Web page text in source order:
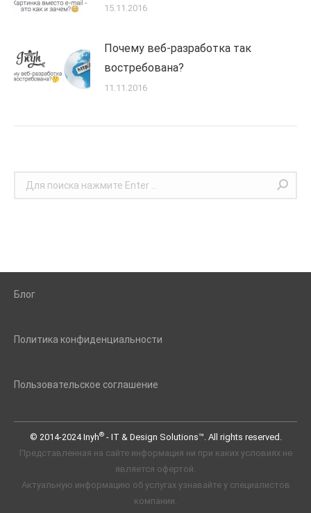
15.11.2016
Почему веб-разработка так
востребована?
11.11.2016
Поиск:
Блог
Политика конфиденциальности
Пользовательское соглашение
© 2014-2024 Inyh®- IT & Design Solutions™. All rights reserved.
Представленная на сайте информация ни при каких условиях не
является офертой.
Актуальную информацию об услугах узнавайте у специалистов
компании.